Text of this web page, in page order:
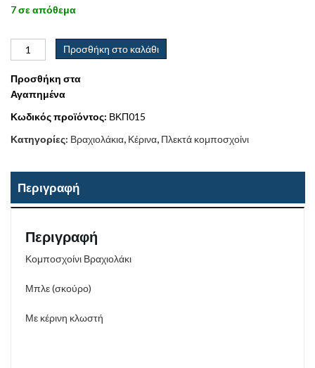
7 σε απόθεμα
Προσθήκη στο καλάθι
Προσθήκη στα
Αγαπημένα
Κωδικός προϊόντος: ΒΚΠ015
Κατηγορίες: Βραχιολάκια, Κέρινα, Πλεκτά κομποσχοίνι
Περιγραφή
Περιγραφή
Κομποσχοίνι Βραχιολάκι
Μπλε (σκούρο)
Με κέρινη κλωστή